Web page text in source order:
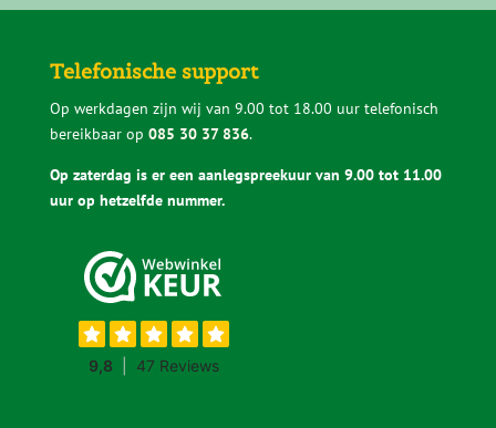
Telefonische support
Op werkdagen zijn wij van 9.00 tot 18.00 uur telefonisch
bereikbaar op 085 30 37 836.
Op zaterdag is er een aanlegspreekuur van 9.00 tot 11.00
uur op hetzelfde nummer.